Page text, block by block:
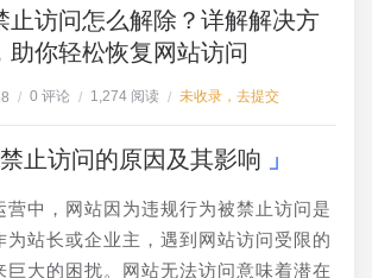
止访问怎么解除？详解解决方
助你轻松恢复网站访问
/ 0 评论 / 1,274 阅读 / 未收录，去提交
止访问的原因及其影响
营中，网站因为违规行为被禁止访问是
为站长或企业主，遇到网站访问受限的
巨大的困扰。网站无法访问意味着潜在